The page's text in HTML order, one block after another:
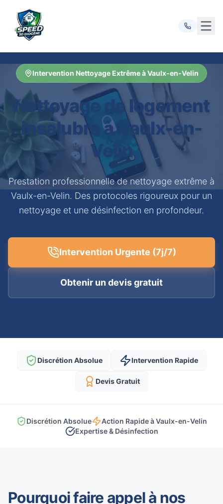
Intervention Nettoyage Extrême à Vaulx-en-Velin
Nettoyage de logement
insalubre à Vaulx-en-
Velin
Prestation professionnelle de nettoyage extrême à
Vaulx-en-Velin. Des protocoles rigoureux pour un
nettoyage et une désinfection en profondeur.
Intervention Urgente (7j/7)
Obtenir un devis gratuit
Discrétion Absolue Intervention Rapide
Devis Gratuit
Discrétion Absolue
Action Rapide à Vaulx-en-Velin
Expertise & Désinfection
Pourquoi faire appel à nos